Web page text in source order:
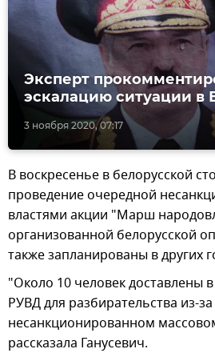
3 ноября 2020, 07:17
Эксперт
эскалацию ситуации в
В воскресенье в белорусской
проведение очередной
властями акции "Марш
организованной белорусской
также запланированы в других
"Около 10 человек доставлены
РУВД для разбирательства из-
несанкционированном
рассказала Ганусевич.